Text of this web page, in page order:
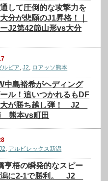
して圧倒的な攻撃力を
分が悲願のJ1昇格！｜
J2第42節山形vs大分
ルビア ,J2 ロアッソ熊本
中島裕希がヘディング
ル！追いつかれるもDF
大が勝ち越し弾！ J2
熊本vs町田
アルビレックス新潟
亨梧の瞬発的なスピー
潟に2-1で勝利。 J2